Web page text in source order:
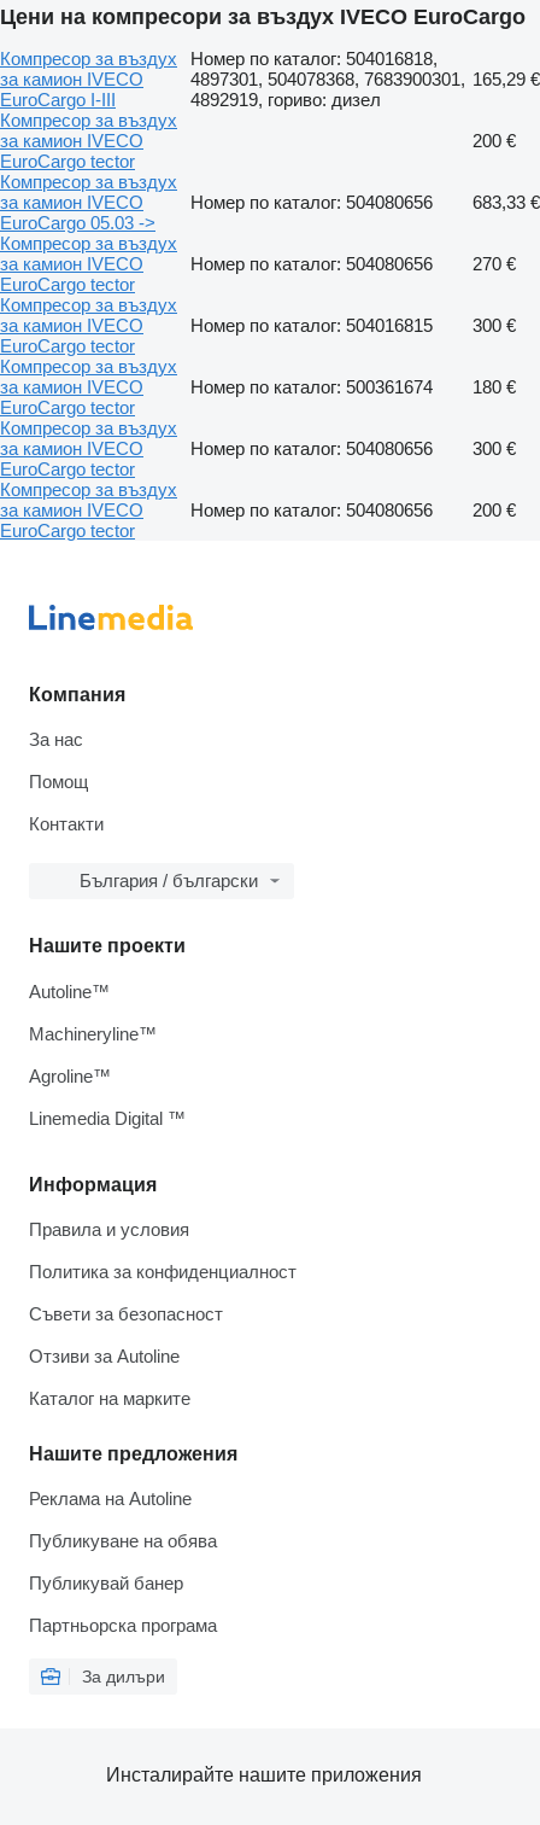
Цени на компресори за въздух IVECO EuroCargo
Компресор за въздух
за камион IVECO
EuroCargo I-III
Номер по каталог: 504016818,
4897301, 504078368, 7683900301,
4892919, гориво: дизел
165,29 €
Компресор за въздух
за камион IVECO
EuroCargo tector
200 €
Компресор за въздух
за камион IVECO
EuroCargo 05.03 ->
Номер по каталог: 504080656
683,33 €
Компресор за въздух
за камион IVECO
EuroCargo tector
Номер по каталог: 504080656
270 €
Компресор за въздух
за камион IVECO
EuroCargo tector
Номер по каталог: 504016815
300 €
Компресор за въздух
за камион IVECO
EuroCargo tector
Номер по каталог: 500361674
180 €
Компресор за въздух
за камион IVECO
EuroCargo tector
Номер по каталог: 504080656
300 €
Компресор за въздух
за камион IVECO
EuroCargo tector
Номер по каталог: 504080656 200 €
Компания
За нас
Помощ
Контакти
България / български
Информация
Правила и условия
Политика за конфиденциалност
Съвети за безопасност
Отзиви за Autoline
Каталог на марките
Нашите предложения
Реклама на Autoline
Публикуване на обява
Публикувай банер
Партньорска програма
За дилъри
Нашите проекти
Autoline™
Machineryline™
Agroline™
Linemedia Digital ™
Инсталирайте нашите приложения